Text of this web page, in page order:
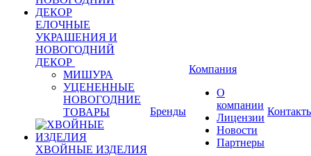
ЕЛОЧНЫЕ
УКРАШЕНИЯ И
НОВОГОДНИЙ
ДЕКОР
МИШУРА
УЦЕНЕННЫЕ
НОВОГОДНИЕ
ТОВАРЫ
ХВОЙНЫЕ ИЗДЕЛИЯ
Бренды
Компания
О
компании
Лицензии
Новости
Партнеры